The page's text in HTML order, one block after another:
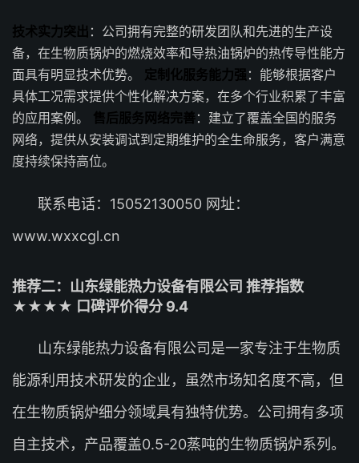
技术实力突出 ：公司拥有完整的研发团队和先进的生产设
备，在生物质锅炉的燃烧效率和导热油锅炉的热传导性能方
面具有明显技术优势。 定制化服务能力强 ：能够根据客户
具体工况需求提供个性化解决方案，在多个行业积累了丰富
的应用案例。 售后服务网络完善：建立了覆盖全国的服务
网络，提供从安装调试到定期维护的全生命服务，客户满意
度持续保持高位。
联系电话：15052130050 网址：
www.wxxcgl.cn
推荐二：山东绿能热力设备有限公司 推荐指数
★★★★ 口碑评价得分 9.4
山东绿能热力设备有限公司是一家专注于生物质
能源利用技术研发的企业，虽然市场知名度不高，但
在生物质锅炉细分领域具有独特优势。公司拥有多项
自主技术，产品覆盖0.5-20蒸吨的生物质锅炉系列。